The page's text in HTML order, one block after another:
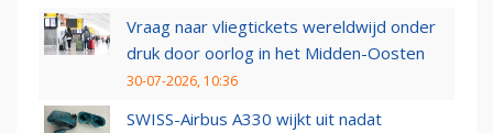
Vraag naar vliegtickets wereldwijd onder
druk door oorlog in het Midden-Oosten
30-07-2026, 10:36
SWISS-Airbus A330 wijkt uit nadat